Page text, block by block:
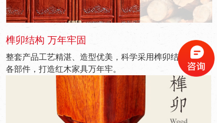
榫卯结构 万年牢固
整套产品工艺精湛、造型优美，科学采用榫卯结构连接
各部件，打造红木家具万年牢。